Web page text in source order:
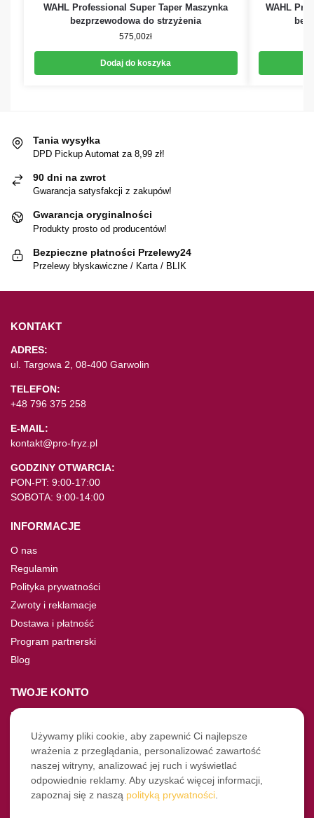
WAHL Professional Super Taper Maszynka
bezprzewodowa do strzyżenia
575,00zł
Dodaj do koszyka
WAHL
Tania wysyłka
DPD Pickup Automat za 8,99 zł!
90 dni na zwrot
Gwarancja satysfakcji z zakupów!
Gwarancja oryginalności
Produkty prosto od producentów!
Bezpieczne płatności Przelewy24
Przelewy błyskawiczne / Karta / BLIK
KONTAKT
ADRES:
ul. Targowa 2, 08-400 Garwolin
TELEFON:
+48 796 375 258
E-MAIL:
kontakt@pro-fryz.pl
GODZINY OTWARCIA:
PON-PT: 9:00-17:00
SOBOTA: 9:00-14:00
INFORMACJE
O nas
Regulamin
Polityka prywatności
Zwroty i reklamacje
Dostawa i płatność
Program partnerski
Blog
TWOJE KONTO
Moje konto
Nie pamiętasz hasła?
Twoje zamówienia
NASZE SOCIALE
Używamy pliki cookie, aby zapewnić Ci najlepsze
wrażenia z przeglądania, personalizować zawartość
naszej witryny, analizować jej ruch i wyświetlać
odpowiednie reklamy. Aby uzyskać więcej informacji,
zapoznaj się z naszą polityką prywatności